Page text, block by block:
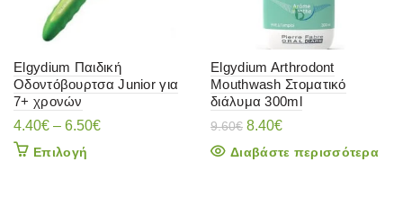
Elgydium Παιδική
Οδοντόβουρτσα Junior για
7+ χρονών
4.40€ – 6.50€
Επιλογή
Elgydium Arthrodont
Μouthwash Στοματικό
διάλυμα 300ml
9.60€ Original
was:
8.40€Η
τιμή
Διαβάστε περισσότερα